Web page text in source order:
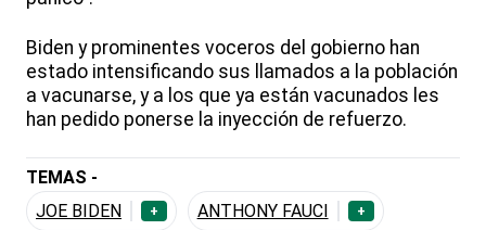
Biden y prominentes voceros del gobierno han
estado intensificando sus llamados a la población
a vacunarse, y a los que ya están vacunados les
han pedido ponerse la inyección de refuerzo.
TEMAS -
JOE BIDEN
+ ANTHONY FAUCI +